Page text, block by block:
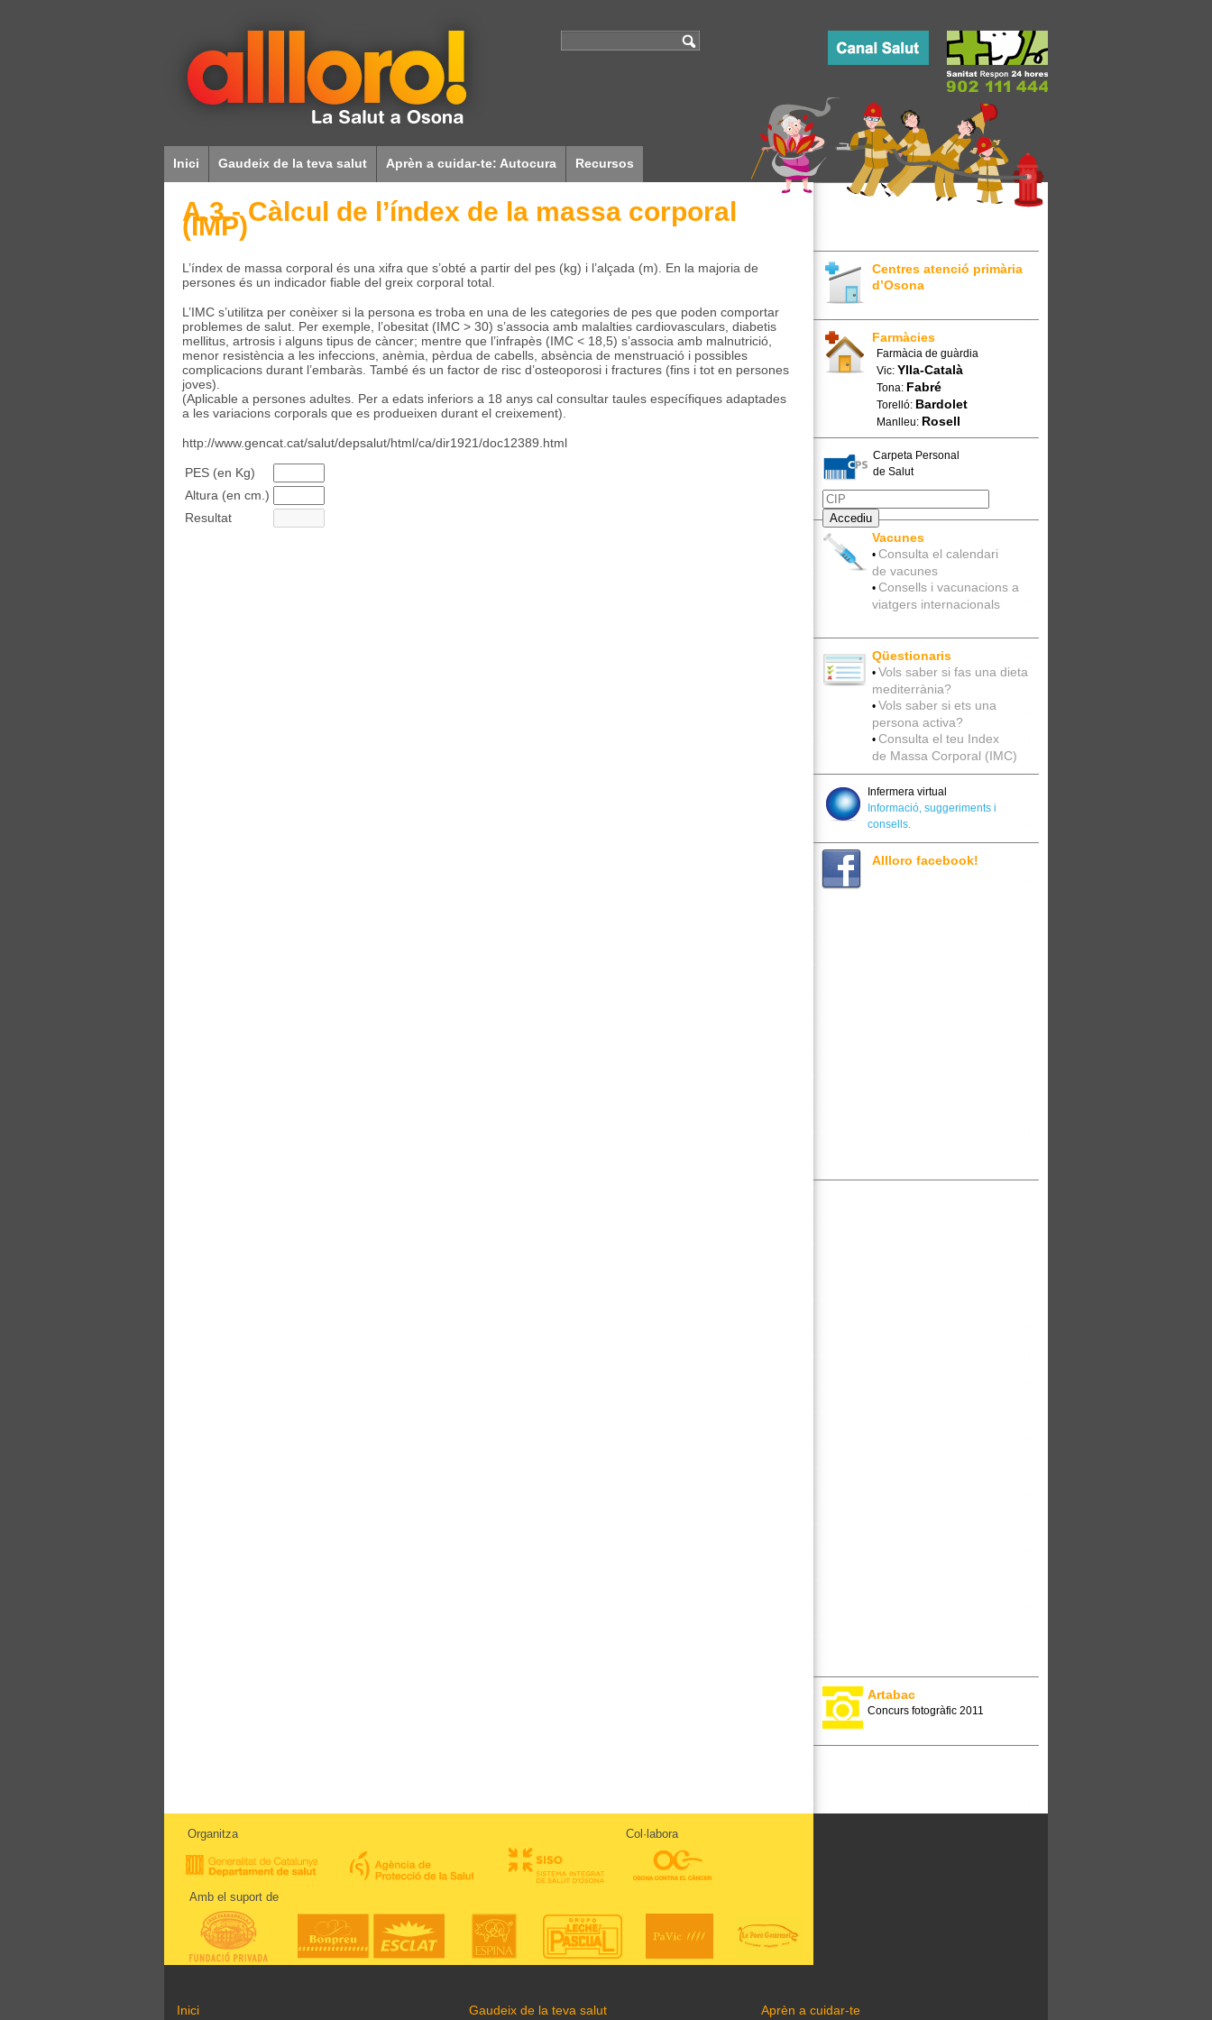
Inici Gaudeix de la teva salut Aprèn a cuidar-te: Autocura Recursos
Cuina sense pares
Enllaços i documentació
A.3.- Càlcul de l’índex de la massa corporal
(IMP)
L’índex de massa corporal és una xifra que s’obté a partir del pes (kg) i l’alçada (m). En la majoria de
persones és un indicador fiable del greix corporal total.
L’IMC s’utilitza per conèixer si la persona es troba en una de les categories de pes que poden comportar
problemes de salut. Per exemple, l’obesitat (IMC > 30) s’associa amb malalties cardiovasculars, diabetis
mellitus, artrosis i alguns tipus de càncer; mentre que l’infrapès (IMC < 18,5) s’associa amb malnutrició,
menor resistència a les infeccions, anèmia, pèrdua de cabells, absència de menstruació i possibles
complicacions durant l’embaràs. També és un factor de risc d’osteoporosi i fractures (fins i tot en persones
joves).
(Aplicable a persones adultes. Per a edats inferiors a 18 anys cal consultar taules específiques adaptades
a les variacions corporals que es produeixen durant el creixement).
http://www.gencat.cat/salut/depsalut/html/ca/dir1921/doc12389.html
PES (en Kg)
Altura (en cm.)
Resultat
Centres atenció primària
d’Osona
Farmàcies
Farmàcia de guàrdia
Vic: Ylla-Català
Tona: Fabré
Torelló: Bardolet
Manlleu: Rosell
Carpeta Personal
de Salut
Vacunes
• Consulta el calendari
de vacunes
• Consells i vacunacions a
viatgers internacionals
Qüestionaris
• Vols saber si fas una dieta
mediterrània?
• Vols saber si ets una
persona activa?
• Consulta el teu Index
de Massa Corporal (IMC)
Infermera virtual
Informació, suggeriments i
consells.
Allloro facebook!
Artabac
Concurs fotogràfic 2011
Organitza Col·labora
Amb el suport de
Inici Gaudeix de la teva salut Aprèn a cuidar-te